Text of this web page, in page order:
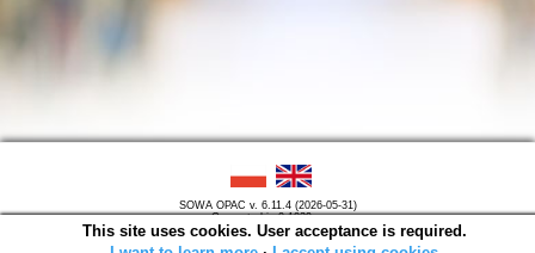
SOWA OPAC v. 6.11.4 (2026-05-31)
Generated in 0,1029 s.
This site uses cookies. User acceptance is required.